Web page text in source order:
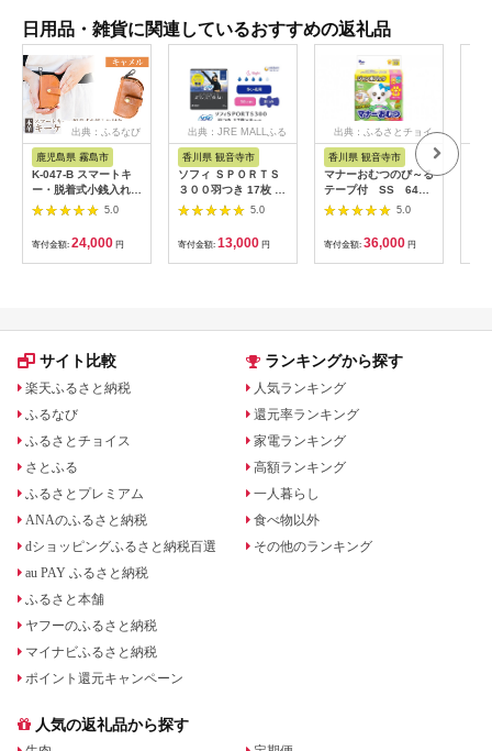
日用品・雑貨に関連しているおすすめの返礼品
出典：ふるなび
鹿児島県 霧島市
K-047-B スマートキ
ー・脱着式小銭入れ付
きキーケース＜キャメ
ル＞【m's】霧島市 革
革製品 牛革 本革 ヌメ
革 キーケース コイン
ケース 小銭入れ ハン
5.0
寄付金額: 24,000 円
出典：JRE MALLふる
さと納税
香川県 観音寺市
ソフィ ＳＰＯＲＴＳ
３００羽つき 17枚 ×8
日用品 生理用品 ナプ
キン ずれに強い スポ
ーツ用 ユニチャーム
5.0
寄付金額: 13,000 円
出典：ふるさとチョイ
香川県 観音寺市
マナーおむつのび～る
テープ付 SS 64枚
× 6袋
5.0
寄付金額: 36,000 円
サイト比較
楽天ふるさと納税
ふるなび
ふるさとチョイス
さとふる
ふるさとプレミアム
ANAのふるさと納税
dショッピングふるさと納税百選
au PAY ふるさと納税
ふるさと本舗
ヤフーのふるさと納税
マイナビふるさと納税
ポイント還元キャンペーン
ランキングから探す
人気ランキング
還元率ランキング
家電ランキング
高額ランキング
一人暮らし
食べ物以外
その他のランキング
人気の返礼品から探す